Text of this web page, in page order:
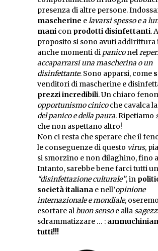
presenza di altre persone.
mascherine elavarsi spesso e a
mani con prodotti disinfettanti.
proposito si sono avuti addirittura
anche momenti di paniconel
accaparrarsi una mascherina o un
disinfettante. Sono apparsi, come
venditori di mascherine e
prezzi incredibili. Un chiaro
opportunismo cinicoche cavalca la
del panico e della paura. Ripetiamo
che non aspettano altro!
Non ci resta che sperare che il
le conseguenze di questo virus,
si smorzino e non dilaghino, fino
Intanto, sarebbe bene farci tutti
“disinfettazione culturale”, in
società italiana e nell’opinione
internazionale e mondiale,
esortare al buon sensoe alla
sdrammatizzare … :
tutti!!!